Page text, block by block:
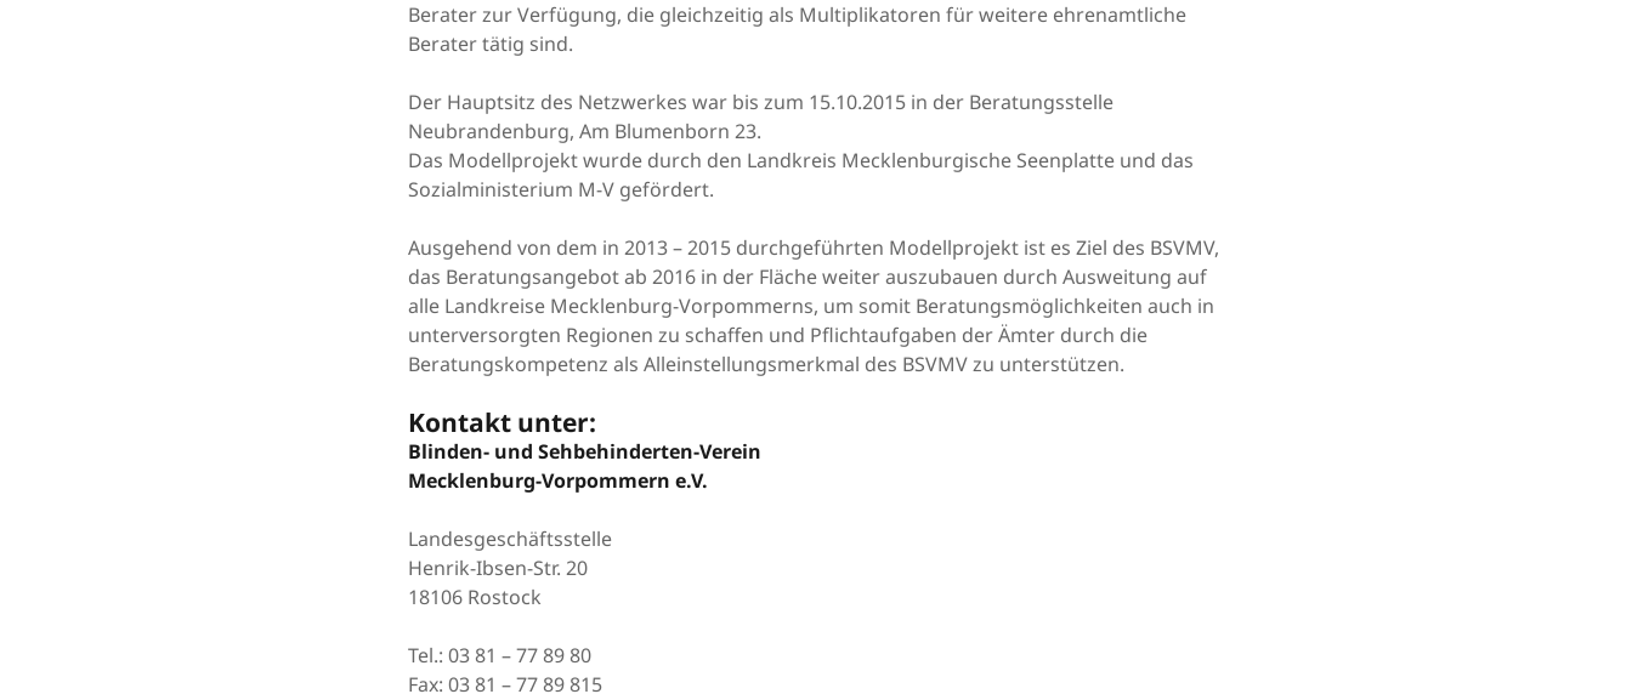
Berater zur Verfügung, die gleichzeitig als Multiplikatoren für weitere ehrenamtliche
Berater tätig sind.
Der Hauptsitz des Netzwerkes war bis zum 15.10.2015 in der Beratungsstelle
Neubrandenburg, Am Blumenborn 23.
Das Modellprojekt wurde durch den Landkreis Mecklenburgische Seenplatte und das
Sozialministerium M-V gefördert.
Ausgehend von dem in 2013 – 2015 durchgeführten Modellprojekt ist es Ziel des BSVMV,
das Beratungsangebot ab 2016 in der Fläche weiter auszubauen durch Ausweitung auf
alle Landkreise Mecklenburg-Vorpommerns, um somit Beratungsmöglichkeiten auch in
unterversorgten Regionen zu schaffen und Pflichtaufgaben der Ämter durch die
Beratungskompetenz als Alleinstellungsmerkmal des BSVMV zu unterstützen.
Kontakt unter:
Blinden- und Sehbehinderten-Verein
Mecklenburg-Vorpommern e.V.
Landesgeschäftsstelle
Henrik-Ibsen-Str. 20
18106 Rostock
Tel.: 03 81 – 77 89 80
Fax: 03 81 – 77 89 815